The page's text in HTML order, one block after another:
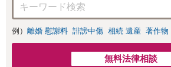
例） 離婚 慰謝料 誹謗中傷 相続 遺産 著作物
無料法律相談